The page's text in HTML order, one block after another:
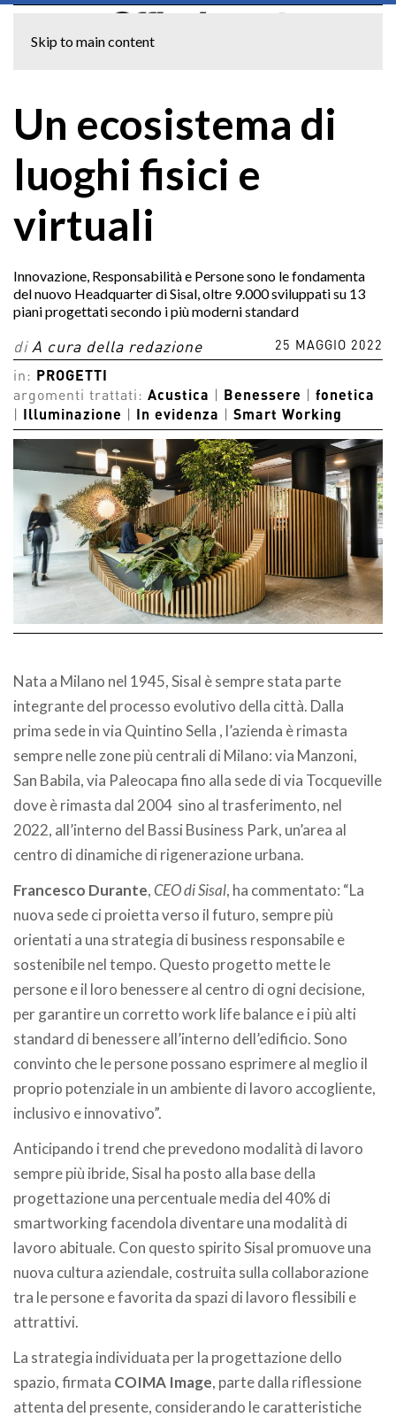
Skip to main content
Un ecosistema di
luoghi fisici e
virtuali
Innovazione, Responsabilità e Persone sono le fondamenta
del nuovo Headquarter di Sisal, oltre 9.000 sviluppati su 13
piani progettati secondo i più moderni standard
di A cura della redazione 25 MAGGIO 2022
in:
PROGETTI
argomenti trattati: Acustica Benessere
fonetica
Illuminazione In evidenza Smart Working
Nata a Milano nel 1945, Sisal è sempre stata parte
integrante del processo evolutivo della città. Dalla
prima sede in via Quintino Sella , l’azienda è rimasta
sempre nelle zone più centrali di Milano: via Manzoni,
San Babila, via Paleocapa fino alla sede di via Tocqueville
dove è rimasta dal 2004 sino al trasferimento, nel
2022, all’interno del Bassi Business Park, un’area al
centro di dinamiche di rigenerazione urbana.
Francesco Durante, CEO di Sisal, ha commentato: “La
nuova sede ci proietta verso il futuro, sempre più
orientati a una strategia di business responsabile e
sostenibile nel tempo. Questo progetto mette le
persone e il loro benessere al centro di ogni decisione,
per garantire un corretto work life balance e i più alti
standard di benessere all’interno dell’edificio. Sono
convinto che le persone possano esprimere al meglio il
proprio potenziale in un ambiente di lavoro accogliente,
inclusivo e innovativo”.
Anticipando i trend che prevedono modalità di lavoro
sempre più ibride, Sisal ha posto alla base della
progettazione una percentuale media del 40% di
smartworking facendola diventare una modalità di
lavoro abituale. Con questo spirito Sisal promuove una
nuova cultura aziendale, costruita sulla collaborazione
tra le persone e favorita da spazi di lavoro flessibili e
attrattivi.
La strategia individuata per la progettazione dello
spazio, firmata COIMA Image, parte dalla riflessione
attenta del presente, considerando le caratteristiche